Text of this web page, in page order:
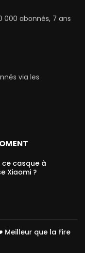
000 abonnés, 7 ans
via les
ce casque à
Xiaomi ?
Meilleur que la Fire